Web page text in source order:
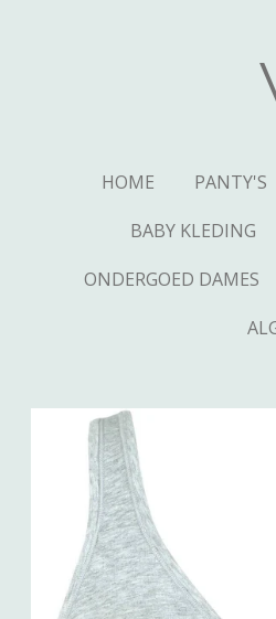
HOME PANTY'S
BABY KLEDING
ONDERGOED DAMES